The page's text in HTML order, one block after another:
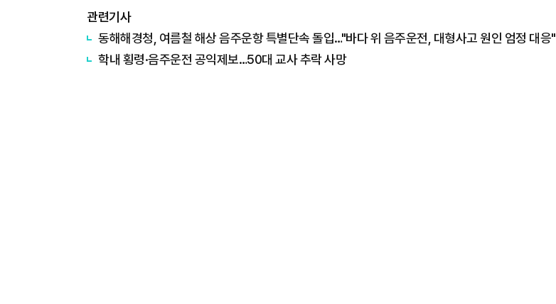
관련기사
동해해경청, 여름철 해상 음주운항 특별단속 돌입…"바다 위 음주운전, 대형사고 원인 엄정 대응"
학내 횡령·음주운전 공익제보…50대 교사 추락 사망